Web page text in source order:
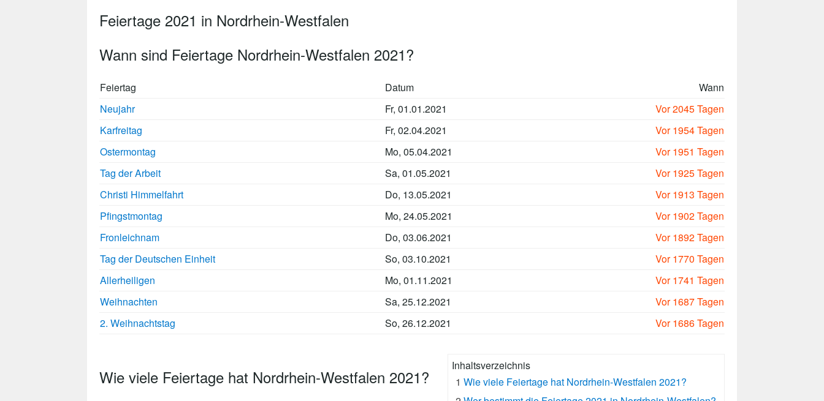
Feiertage 2021 in Nordrhein-Westfalen
Wann sind Feiertage Nordrhein-Westfalen 2021?
Feiertag Datum
Wann
Neujahr
Fr, 01.01.2021
Vor 2045 Tagen
Karfreitag
Fr, 02.04.2021
Vor 1954 Tagen
Ostermontag
Mo, 05.04.2021
Vor 1951 Tagen
Tag der Arbeit
Sa, 01.05.2021
Vor 1925 Tagen
Christi Himmelfahrt
Do, 13.05.2021
Vor 1913 Tagen
Pfingstmontag
Mo, 24.05.2021
Vor 1902 Tagen
Fronleichnam
Do, 03.06.2021
Vor 1892 Tagen
Tag der Deutschen Einheit
So, 03.10.2021
Vor 1770 Tagen
Allerheiligen
Mo, 01.11.2021
Vor 1741 Tagen
Weihnachten
Sa, 25.12.2021
Vor 1687 Tagen
2. Weihnachtstag
So, 26.12.2021 Vor 1686 Tagen
Inhaltsverzeichnis
1 Wie viele Feiertage hat Nordrhein-Westfalen 2021?
Wie viele Feiertage hat Nordrhein-Westfalen 2021?